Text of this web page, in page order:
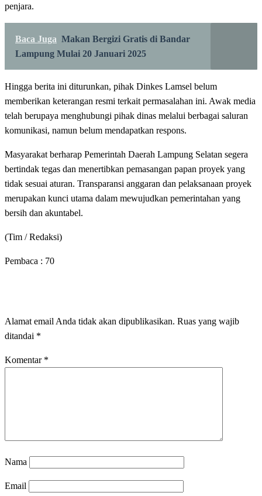
penjara.
Baca Juga Makan Bergizi Gratis di Bandar
Lampung Mulai 20 Januari 2025
Hingga berita ini diturunkan, pihak Dinkes Lamsel belum
memberikan keterangan resmi terkait permasalahan ini. Awak media
telah berupaya menghubungi pihak dinas melalui berbagai saluran
komunikasi, namun belum mendapatkan respons.
Masyarakat berharap Pemerintah Daerah Lampung Selatan segera
bertindak tegas dan menertibkan pemasangan papan proyek yang
tidak sesuai aturan. Transparansi anggaran dan pelaksanaan proyek
merupakan kunci utama dalam mewujudkan pemerintahan yang
bersih dan akuntabel.
(Tim / Redaksi)
Pembaca : 70
Alamat email Anda tidak akan dipublikasikan. Ruas yang wajib
ditandai *
Komentar *
Nama
Email